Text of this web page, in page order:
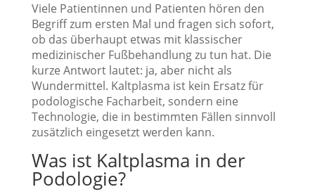
Viele Patientinnen und Patienten hören den
Begriff zum ersten Mal und fragen sich sofort,
ob das überhaupt etwas mit klassischer
medizinischer Fußbehandlung zu tun hat. Die
kurze Antwort lautet: ja, aber nicht als
Wundermittel. Kaltplasma ist kein Ersatz für
podologische Facharbeit, sondern eine
Technologie, die in bestimmten Fällen sinnvoll
zusätzlich eingesetzt werden kann.
Was ist Kaltplasma in der
Podologie?